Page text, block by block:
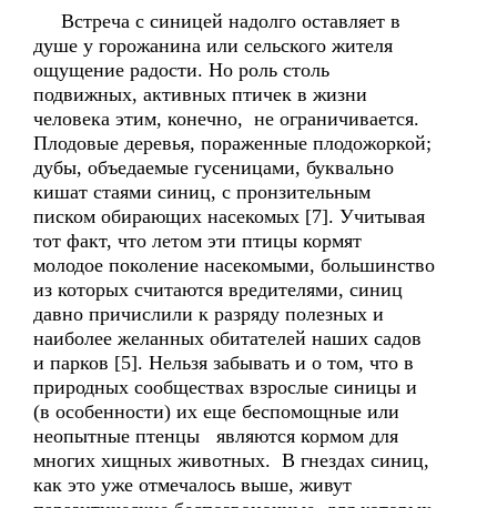
Встреча с синицей надолго оставляет в
душе у горожанина или сельского жителя
ощущение радости. Но роль столь
подвижных, активных птичек в жизни
человека этим, конечно, не ограничивается.
Плодовые деревья, пораженные плодожоркой;
дубы, объедаемые гусеницами, буквально
кишат стаями синиц, с пронзительным
писком обирающих насекомых [7]. Учитывая
тот факт, что летом эти птицы кормят
молодое поколение насекомыми, большинство
из которых считаются вредителями, синиц
давно причислили к разряду полезных и
наиболее желанных обитателей наших садов
и парков [5]. Нельзя забывать и о том, что в
природных сообществах взрослые синицы и
(в особенности) их еще беспомощные или
неопытные птенцы являются кормом для
многих хищных животных. В гнездах синиц,
как это уже отмечалось выше, живут